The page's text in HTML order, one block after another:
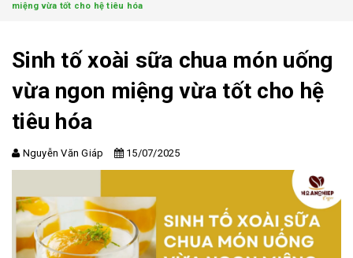
miệng vừa tốt cho hệ tiêu hóa
Sinh tố xoài sữa chua món uống
vừa ngon miệng vừa tốt cho hệ
tiêu hóa
Nguyễn Văn Giáp 15/07/2025